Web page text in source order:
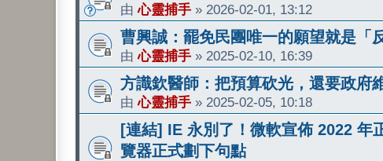
由心靈捕手 » 2026-02-01, 13:12
曹興誠：罷免民團唯一的願望就是「
由心靈捕手 » 2025-02-10, 16:39
方識欽醫師：把預算砍光，還要政府
由心靈捕手 » 2025-02-05, 10:18
[連結] IE 永別了！微軟宣佈 2022 年
覽器正式劃下句點